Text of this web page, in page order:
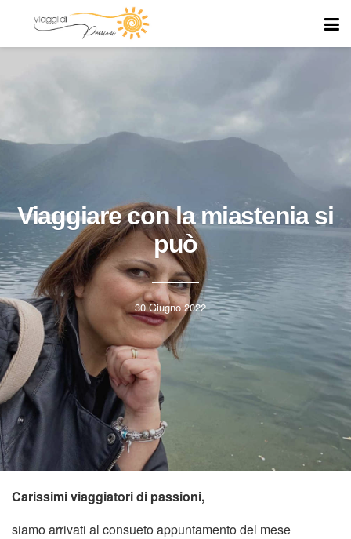
Viaggiare con la miastenia si
può
30 Giugno 2022
Carissimi viaggiatori di passioni,
siamo arrivati al consueto appuntamento del mese